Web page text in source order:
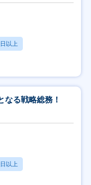
以上
なる戦略総務！
以上